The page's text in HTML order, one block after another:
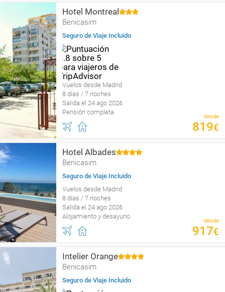
Hotel Montreal
Benicasim
Seguro de Viaje Incluido
Vuelos desde Madrid
8 días / 7 noches
Salida el 24 ago 2026
Pensión completa
desde
819€
Hotel Albades
Benicasim
Seguro de Viaje Incluido
Vuelos desde Madrid
8 días / 7 noches
Salida el 24 ago 2026
Alojamiento y desayuno
desde
917€
Intelier Orange
Benicasim
Seguro de Viaje Incluido